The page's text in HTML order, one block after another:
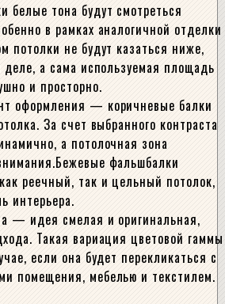
белые тона будут смотреться
в рамках аналогичной отделки
потолки не будут казаться ниже,
а сама используемая площадь
и просторно.
оформления — коричневые балки
За счет выбранного контраста
а потолочная зона
фальшбалки
реечный, так и цельный потолок,
интерьера.
— идея смелая и оригинальная,
Такая вариация цветовой гаммы
если она будет перекликаться с
помещения, мебелью и текстилем.